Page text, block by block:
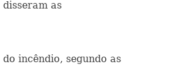
as
incêndio, segundo as